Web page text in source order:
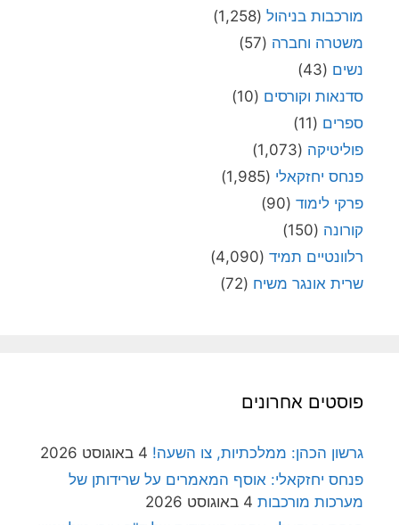
מורכבות בניהול (1,258)
משטרה וחברה (57)
נשים (43)
סדנאות וקורסים (10)
ספרים (11)
פוליטיקה (1,073)
פנחס יחזקאלי (1,985)
פרקי לימוד (90)
קורונה (150)
רלוונטיים תמיד (4,090)
שרית אונגר משיח (72)
פוסטים אחרונים
גרשון הכהן: ממלכתיות, צו השעה! 4 באוגוסט 2026
פנחס יחזקאלי: אוסף המאמרים על שרידותן של
מערכות מורכבות 4 באוגוסט 2026